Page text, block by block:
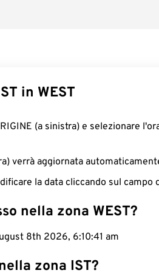
in WEST
(a sinistra) e selezionare
verrà aggiornata
la data cliccando sul campo
nella zona WEST?
8th 2026, 6:10:42 am
zona IST?